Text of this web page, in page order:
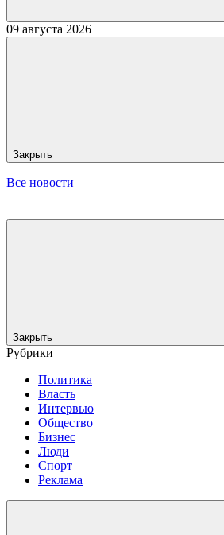
09 августа 2026
Закрыть
Все новости
Закрыть
Рубрики
Политика
Власть
Интервью
Общество
Бизнес
Люди
Спорт
Реклама